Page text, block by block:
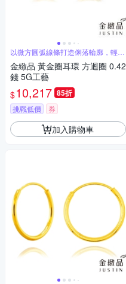
以微方圓弧線條打造俐落輪廓，輕奢
韓風
金緻品 黃金圈耳環 方迴圈 0.42
錢 5G工藝
$10,217 85折
挑戰低價 券
加入購物車